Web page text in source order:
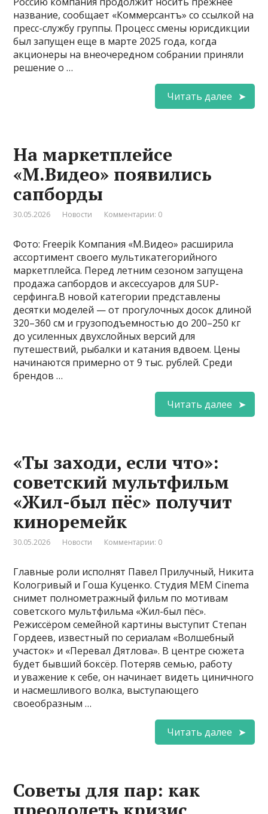
название, сообщает «Коммерсантъ» со ссылкой на
пресс-службу группы. Процесс смены юрисдикции
был запущен еще в марте 2025 года, когда
акционеры на внеочередном собрании приняли
решение о …
Читать далее
На маркетплейсе
«М.Видео» появились
сапборды
30.05.2026 Новости Комментарии: 0
Фото: Freepik Компания «М.Видео» расширила
ассортимент своего мультикатегорийного
маркетплейса. Перед летним сезоном запущена
продажа сапбордов и аксессуаров для SUP-
серфинга.В новой категории представлены
десятки моделей — от прогулочных досок длиной
320–360 см и грузоподъемностью до 200–250 кг
до усиленных двухслойных версий для
путешествий, рыбалки и катания вдвоем. Цены
начинаются примерно от 9 тыс. рублей. Среди
брендов …
Читать далее
«Ты заходи, если что»:
советский мультфильм
«Жил-был пёс» получит
киноремейк
30.05.2026 Новости Комментарии: 0
Главные роли исполнят Павел Прилучный, Никита
Кологривый и Гоша Куценко. Студия MEM Cinema
снимет полнометражный фильм по мотивам
советского мультфильма «Жил-был пёс».
Режиссёром семейной картины выступит Степан
Гордеев, известный по сериалам «Волшебный
участок» и «Перевал Дятлова». В центре сюжета
будет бывший боксёр. Потеряв семью, работу
и уважение к себе, он начинает видеть циничного
и насмешливого волка, выступающего
своеобразным …
Читать далее
Советы для пар: как